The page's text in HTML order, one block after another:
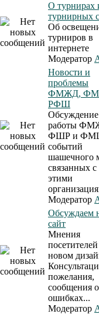
О турнирах
турнирных
Об
турниров в
интернете
Модератор
Новости и
проблемы
ФМЖД,
РФШ
Обсуждение
работы
ФШР и
событий
шашечного
связанных с
этими
Модератор
Обсуждаем
сайт
Мнения
новом
пожелания,
сообщения
ошибках...
Модератор